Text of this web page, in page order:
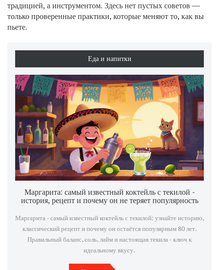
традицией, а инструментом. Здесь нет пустых советов —
только проверенные практики, которые меняют то, как вы
пьете.
Еда и напитки
Маргарита: самый известный коктейль с текилой -
история, рецепт и почему он не теряет популярность
Маргарита - самый известный коктейль с текилой: узнайте историю,
классический рецепт и почему он остаётся популярным 80 лет.
Правильный баланс, соль, лайм и настоящая текила - ключ к
идеальному вкусу.